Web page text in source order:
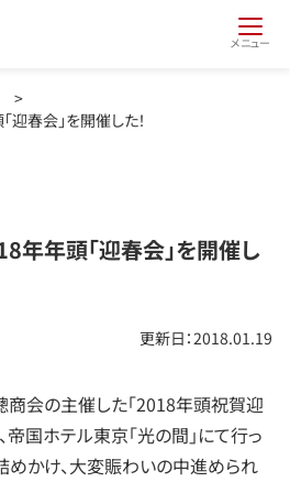
メニュー
>
春会」を開催した！
年年頭「迎春会」を開催し
更新日：2018.01.19
会の主催した「2018年頭祝賀迎
国ホテル東京「光の間」にて行っ
めかけ、大変賑わいの中進められ